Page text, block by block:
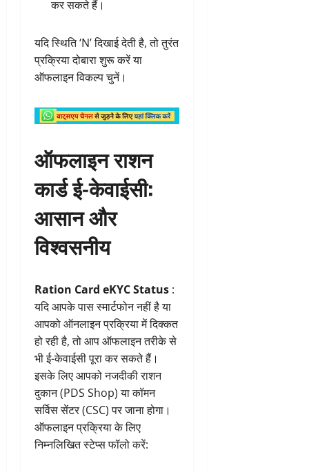
कर सकते हैं।
यदि स्थिति ‘N’ दिखाई देती है, तो तुरंत
प्रक्रिया दोबारा शुरू करें या
ऑफलाइन विकल्प चुनें।
ऑफलाइन राशन
कार्ड ई-केवाईसी:
आसान और
विश्वसनीय
Ration Card eKYC Status :
यदि आपके पास स्मार्टफोन नहीं है या
आपको ऑनलाइन प्रक्रिया में दिक्कत
हो रही है, तो आप ऑफलाइन तरीके से
भी ई-केवाईसी पूरा कर सकते हैं।
इसके लिए आपको नजदीकी राशन
दुकान (PDS Shop) या कॉमन
सर्विस सेंटर (CSC) पर जाना होगा।
ऑफलाइन प्रक्रिया के लिए
निम्नलिखित स्टेप्स फॉलो करें: